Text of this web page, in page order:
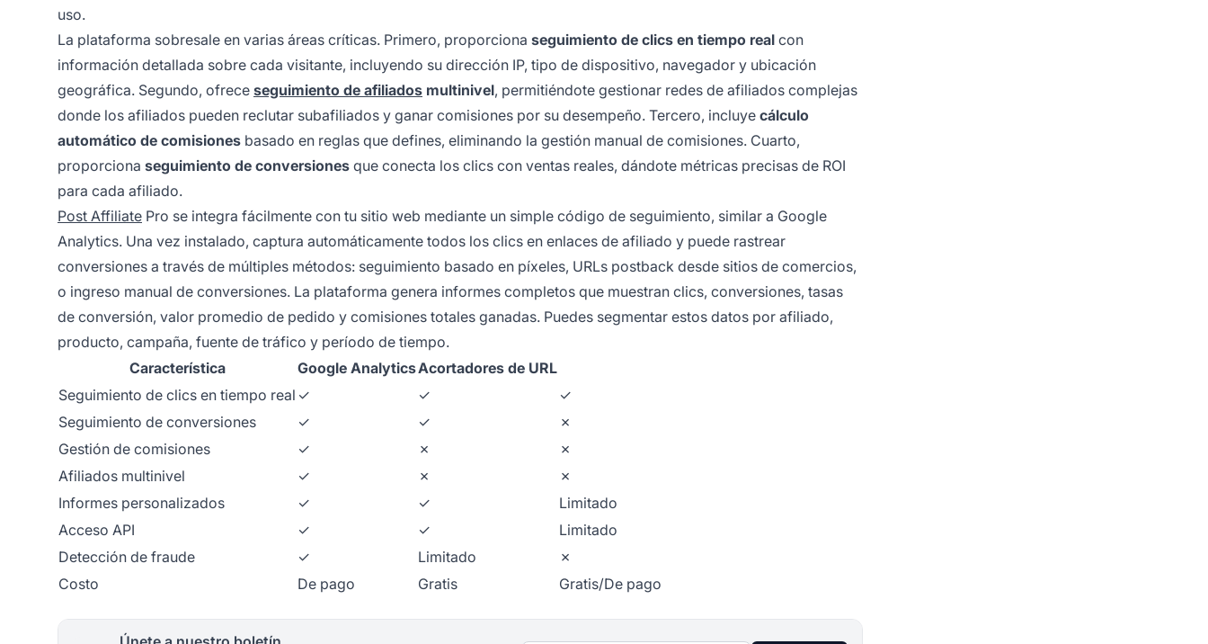
uso.
La plataforma sobresale en varias áreas críticas. Primero, proporciona seguimiento de clics en tiempo real con
información detallada sobre cada visitante, incluyendo su dirección IP, tipo de dispositivo, navegador y ubicación
geográfica. Segundo, ofrece seguimiento de afiliados multinivel, permitiéndote gestionar redes de afiliados complejas
donde los afiliados pueden reclutar subafiliados y ganar comisiones por su desempeño. Tercero, incluye cálculo
automático de comisiones basado en reglas que defines, eliminando la gestión manual de comisiones. Cuarto,
proporciona seguimiento de conversiones que conecta los clics con ventas reales, dándote métricas precisas de ROI
para cada afiliado.
Post Affiliate Pro se integra fácilmente con tu sitio web mediante un simple código de seguimiento, similar a Google
Analytics. Una vez instalado, captura automáticamente todos los clics en enlaces de afiliado y puede rastrear
conversiones a través de múltiples métodos: seguimiento basado en píxeles, URLs postback desde sitios de comercios,
o ingreso manual de conversiones. La plataforma genera informes completos que muestran clics, conversiones, tasas
de conversión, valor promedio de pedido y comisiones totales ganadas. Puedes segmentar estos datos por afiliado,
producto, campaña, fuente de tráfico y período de tiempo.
Característica
Google AnalyticsAcortadores de URL
Seguimiento de clics en tiempo real ✓ ✓
✓
Seguimiento de conversiones
✓ ✓
✗
Gestión de comisiones
✓ ✗
✗
Afiliados multinivel
✓ ✗
✗
Informes personalizados
✓ ✓
Limitado
Acceso API
✓ ✓
Limitado
Detección de fraude
✓ Limitado
✗
Costo
De pago Gratis Gratis/De pago